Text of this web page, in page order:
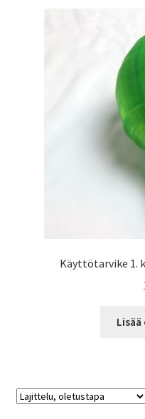
Saesoteria AI -
Käyttötarvike 1.